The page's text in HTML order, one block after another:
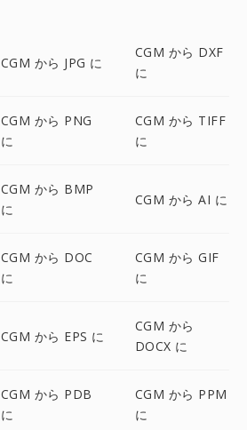
CGM から JPG に
CGM から DXF
に
CGM から PNG
に
CGM から TIFF
に
CGM から BMP
に
CGM から AI に
CGM から DOC
に
CGM から GIF
に
CGM から EPS に
CGM から
DOCX に
CGM から PDB
に
CGM から PPM
に